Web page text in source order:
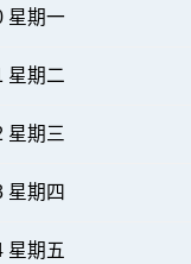
星期一
星期二
星期三
星期四
星期五